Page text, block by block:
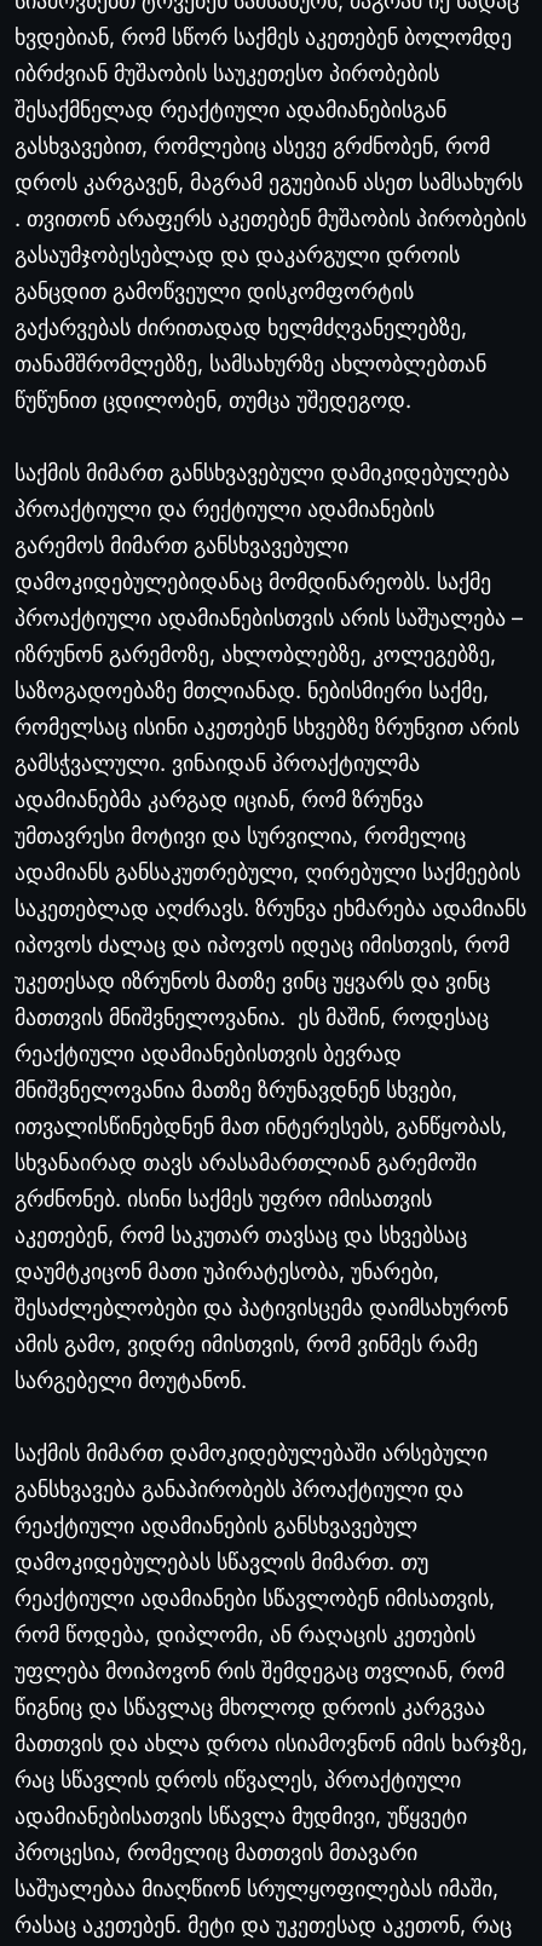
ხვდებიან, რომ სწორ საქმეს აკეთებენ ბოლომდე
იბრძვიან მუშაობის საუკეთესო პირობების
შესაქმნელად რეაქტიული ადამიანებისგან
გასხვავებით, რომლებიც ასევე გრძნობენ, რომ
დროს კარგავენ, მაგრამ ეგუებიან ასეთ სამსახურს
. თვითონ არაფერს აკეთებენ მუშაობის პირობების
გასაუმჯობესებლად და დაკარგული დროის
განცდით გამოწვეული დისკომფორტის
გაქარვებას ძირითადად ხელმძღვანელებზე,
თანამშრომლებზე, სამსახურზე ახლობლებთან
წუწუნით ცდილობენ, თუმცა უშედეგოდ.
საქმის მიმართ განსხვავებული დამიკიდებულება
პროაქტიული და რექტიული ადამიანების
გარემოს მიმართ განსხვავებული
დამოკიდებულებიდანაც მომდინარეობს. საქმე
პროაქტიული ადამიანებისთვის არის საშუალება –
იზრუნონ გარემოზე, ახლობლებზე, კოლეგებზე,
საზოგადოებაზე მთლიანად. ნებისმიერი საქმე,
რომელსაც ისინი აკეთებენ სხვებზე ზრუნვით არის
გამსჭვალული. ვინაიდან პროაქტიულმა
ადამიანებმა კარგად იციან, რომ ზრუნვა
უმთავრესი მოტივი და სურვილია, რომელიც
ადამიანს განსაკუთრებული, ღირებული საქმეების
საკეთებლად აღძრავს. ზრუნვა ეხმარება ადამიანს
იპოვოს ძალაც და იპოვოს იდეაც იმისთვის, რომ
უკეთესად იზრუნოს მათზე ვინც უყვარს და ვინც
მათთვის მნიშვნელოვანია. ეს მაშინ, როდესაც
რეაქტიული ადამიანებისთვის ბევრად
მნიშვნელოვანია მათზე ზრუნავდნენ სხვები,
ითვალისწინებდნენ მათ ინტერესებს, განწყობას,
სხვანაირად თავს არასამართლიან გარემოში
გრძნონებ. ისინი საქმეს უფრო იმისათვის
აკეთებენ, რომ საკუთარ თავსაც და სხვებსაც
დაუმტკიცონ მათი უპირატესობა, უნარები,
შესაძლებლობები და პატივისცემა დაიმსახურონ
ამის გამო, ვიდრე იმისთვის, რომ ვინმეს რამე
სარგებელი მოუტანონ.
საქმის მიმართ დამოკიდებულებაში არსებული
განსხვავება განაპირობებს პროაქტიული და
რეაქტიული ადამიანების განსხვავებულ
დამოკიდებულებას სწავლის მიმართ. თუ
რეაქტიული ადამიანები სწავლობენ იმისათვის,
რომ წოდება, დიპლომი, ან რაღაცის კეთების
უფლება მოიპოვონ რის შემდეგაც თვლიან, რომ
წიგნიც და სწავლაც მხოლოდ დროის კარგვაა
მათთვის და ახლა დროა ისიამოვნონ იმის ხარჯზე,
რაც სწავლის დროს იწვალეს, პროაქტიული
ადამიანებისათვის სწავლა მუდმივი, უწყვეტი
პროცესია, რომელიც მათთვის მთავარი
საშუალებაა მიაღწიონ სრულყოფილებას იმაში,
რასაც აკეთებენ. მეტი და უკეთესად აკეთონ, რაც